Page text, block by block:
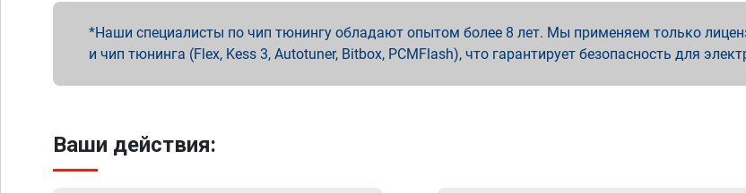
Наши специалисты по чип тюнингу обладают опытом более 8 лет. Мы применяем только
и чип тюнинга (Flex, Kess 3, Autotuner, Bitbox, PCMFlash), что гарантирует безопасность для
Ваши действия: